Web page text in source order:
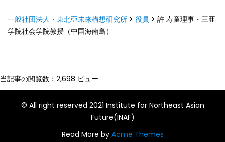
一般社団法人・東北亞未来構想研究所 > 役員 > 許 寿童理事・三亜
学院社会学院教授（中国海南島）
当記事の閲覧数：2,698 ビュー
© All right reserved 2021 Institute for Northeast Asian
Future(INAF)
Read More by Acme Themes